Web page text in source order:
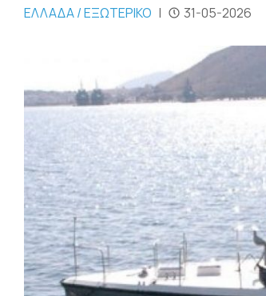
ΕΛΛΑΔΑ / ΕΞΩΤΕΡΙΚΟ | 31-05-2026